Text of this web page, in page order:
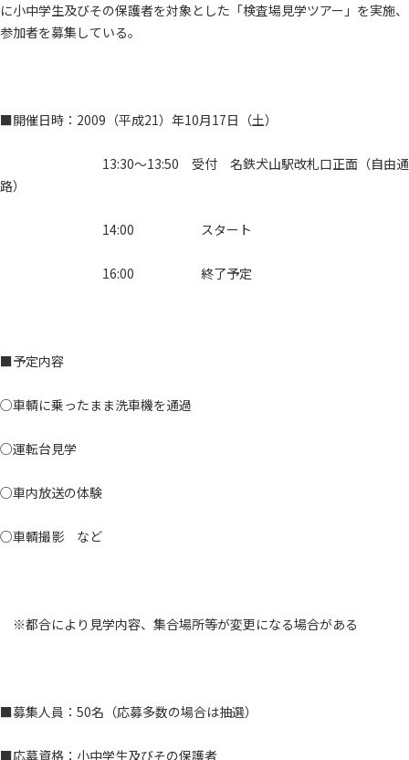
に小中学生及びその保護者を対象とした「検査場見学ツアー」を実施、
参加者を募集している。
■開催日時：2009（平成21）年10月17日（土）
13:30～13:50 受付 名鉄犬山駅改札口正面（自由通
路）
14:00 スタート
16:00 終了予定
■予定内容
○車輌に乗ったまま洗車機を通過
○運転台見学
○車内放送の体験
○車輌撮影 など
※都合により見学内容、集合場所等が変更になる場合がある
■募集人員：50名（応募多数の場合は抽選）
■応募資格：小中学生及びその保護者